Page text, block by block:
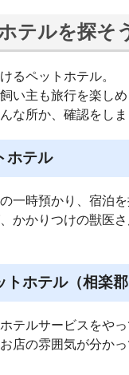
テルを探そ
るペットホテル。
い主も旅行を楽しめ
な所か、確認をしま
ホテル
一時預かり、宿泊を
かかりつけの獣医
ホテル（相楽郡
テルサービスをや
店の雰囲気が分か